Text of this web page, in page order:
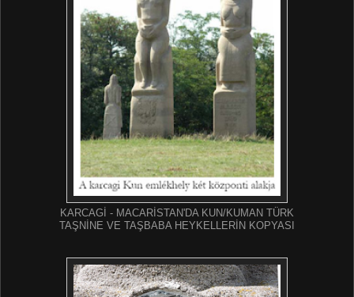
KARCAGİ - MACARİSTAN'DA KUN/KUMAN TÜRK
TAŞNİNE VE TAŞBABA HEYKELLERİN KOPYASI